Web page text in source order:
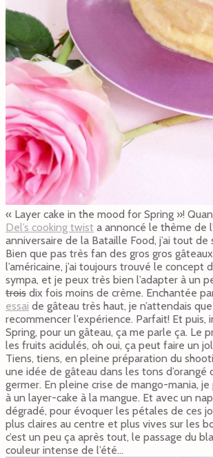
« Layer cake in the mood for Spring »!
Del’s cooking twist a annoncé le thème de
anniversaire de la Bataille Food, j’ai tout
Bien que pas très fan des gros gros
l’américaine, j’ai toujours trouvé le concept
sympa, et je peux très bien l’adapter à un
trois dix fois moins de crème. Enchantée
essai de gâteau très haut, je n’attendais
recommencer l’expérience. Parfait! Et
Spring, pour un gâteau, ça me parle ça. Le
les fruits acidulés, oh oui, ça peut faire un
Tiens, tiens, en pleine préparation du
une idée de gâteau dans les tons d’orangé
germer. En pleine crise de mango-mania,
à un layer-cake à la mangue. Et avec un
dégradé, pour évoquer les pétales de ces
plus claires au centre et plus vives sur les
c’est un peu ça après tout, le passage du
couleur intense de l’été…